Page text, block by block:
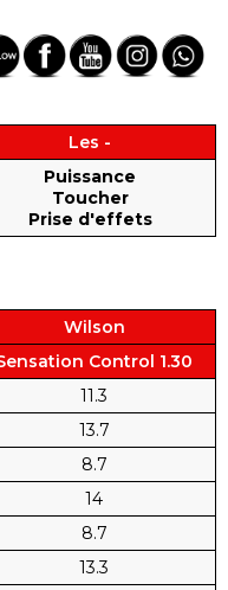
Les -
Puissance
Toucher
Prise d'effets
Wilson
Control 1.30
11.3
13.7
8.7
14
8.7
13.3